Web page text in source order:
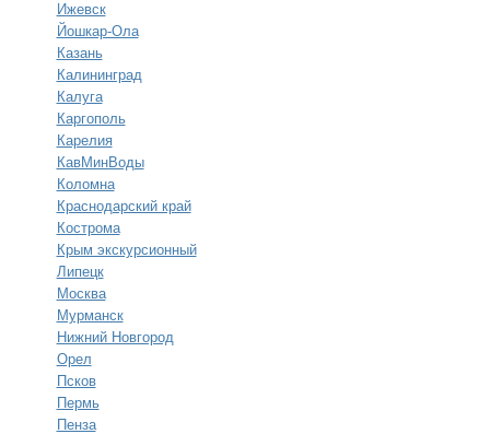
Ижевск
Йошкар-Ола
Казань
Калининград
Калуга
Каргополь
Карелия
КавМинВоды
Коломна
Краснодарский край
Кострома
Крым экскурсионный
Липецк
Москва
Мурманск
Нижний Новгород
Орел
Псков
Пермь
Пенза